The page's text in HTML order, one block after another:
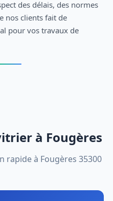
des délais, des normes
nos clients fait de
pour vos travaux de
à Fougères
à Fougères 35300